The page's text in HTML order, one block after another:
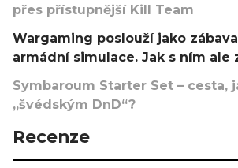
přes přístupnější Kill Team
Wargaming poslouží jako
armádní simulace. Jak s ním ale
Symbaroum Starter Set – cesta,
„švédským DnD“?
Recenze